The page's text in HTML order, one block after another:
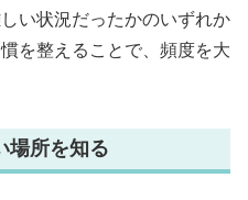
い状況だったかのいずれか
を整えることで、頻度を大
場所を知る